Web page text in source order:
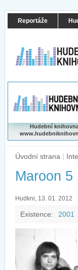
Reportáže
Hudební
Úvodní strana |
Maroon 5
Hudkni, 13. 01. 2012
Existence: 2001